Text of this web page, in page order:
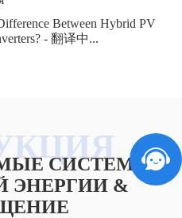
Between Hybrid PV
- 翻译中...
СИСТЕМЫ
ЭНЕРГИИ &